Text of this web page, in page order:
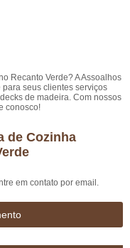
Recanto Verde? A Assoalhos
seus clientes serviços
de madeira. Com nossos
conosco!
de Cozinha
em contato por email.